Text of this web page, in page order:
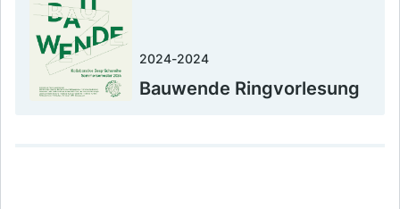
2024-2024
Bauwende Ringvorlesung